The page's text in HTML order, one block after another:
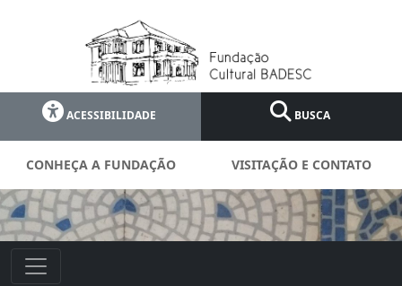
ACESSIBILIDADE BUSCA
CONHEÇA A FUNDAÇÃO VISITAÇÃO E CONTATO